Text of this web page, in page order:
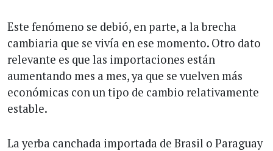
Este fenómeno se debió, en parte, a la brecha
cambiaria que se vivía en ese momento. Otro dato
relevante es que las importaciones están
aumentando mes a mes, ya que se vuelven más
económicas con un tipo de cambio relativamente
estable.
La yerba canchada importada de Brasil o Paraguay